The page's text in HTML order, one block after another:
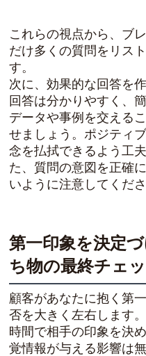
これらの視点から、ブ
だけ多くの質問をリス
す。
次に、効果的な回答を
回答は分かりやすく、
データや事例を交える
せましょう。ポジティ
念を払拭できるよう工
た、質問の意図を正確
いように注意してくださ
第一印象を決定
ち物の最終チェ
顧客があなたに抱く第
否を大きく左右します
時間で相手の印象を決
覚情報が与える影響は